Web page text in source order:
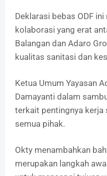
Deklarasi bebas ODF
kolaborasi yang erat
Balangan dan Adaro
kualitas sanitasi dan
Ketua Umum Yayasan
Damayanti dalam
terkait pentingnya kerja
semua pihak.
Okty menambahkan
merupakan langkah